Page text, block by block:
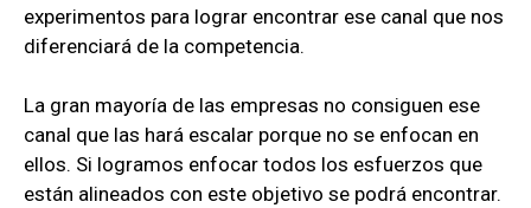
experimentos para lograr encontrar ese canal que nos
diferenciará de la competencia.
La gran mayoría de las empresas no consiguen ese
canal que las hará escalar porque no se enfocan en
ellos. Si logramos enfocar todos los esfuerzos que
están alineados con este objetivo se podrá encontrar.